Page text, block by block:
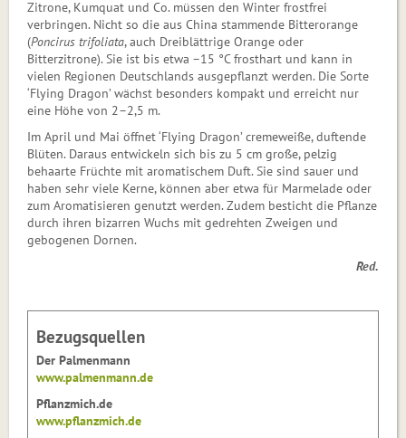
Zitrone, Kumquat und Co. müssen den Winter frostfrei
verbringen. Nicht so die aus China stammende Bitterorange
(Poncirus trifoliata, auch Dreiblättrige Orange oder
Bitterzitrone). Sie ist bis etwa –15 °C frosthart und kann in
vielen Regionen Deutschlands ausgepflanzt werden. Die Sorte
‘Flying Dragon’ wächst besonders kompakt und erreicht nur
eine Höhe von 2–2,5 m.
Im April und Mai öffnet ‘Flying Dragon’ cremeweiße, duftende
Blüten. Daraus entwickeln sich bis zu 5 cm große, pelzig
behaarte Früchte mit aromatischem Duft. Sie sind sauer und
haben sehr viele Kerne, können aber etwa für Marmelade oder
zum Aromatisieren genutzt werden. Zudem besticht die Pflanze
durch ihren bizarren Wuchs mit gedrehten Zweigen und
gebogenen Dornen.
Red.
Bezugsquellen
Der Palmenmann
www.palmenmann.de
Pflanzmich.de
www.pflanzmich.de